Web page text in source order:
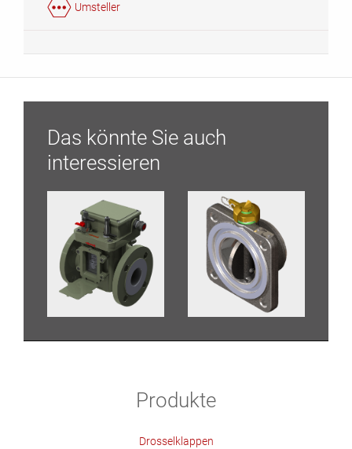
Umsteller
Das könnte Sie auch
interessieren
Produkte
Drosselklappen